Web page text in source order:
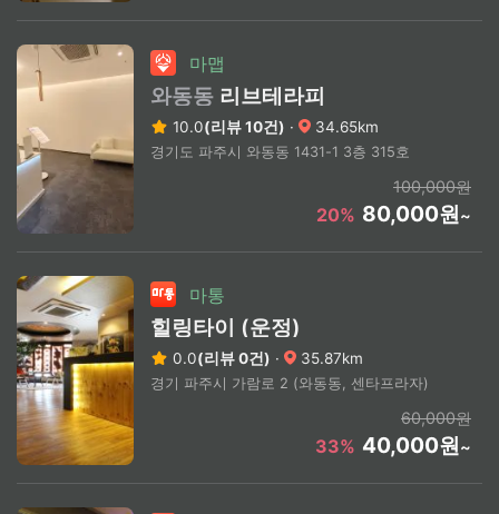
마맵
와동동 리브테라피
10.0(리뷰 10건) · 34.65km
경기도 파주시 와동동 1431-1 3층 315호
100,000원
20% 80,000원~
마통
힐링타이 (운정)
0.0(리뷰 0건) · 35.87km
경기 파주시 가람로 2 (와동동, 센타프라자)
60,000원
33% 40,000원~